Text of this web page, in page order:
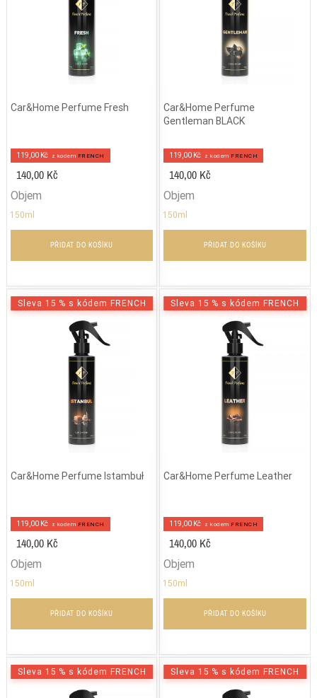
Car&Home Perfume Fresh
119,00 Kč z kodem FRENCH
140,00 Kč
Objem
150ml
PŘIDAT DO KOŠÍKU
Car&Home Perfume
Gentleman BLACK
119,00 Kč z kodem FRENCH
140,00 Kč
Objem
150ml
PŘIDAT DO KOŠÍKU
Sleva 15 % s kódem FRENCH
Car&Home Perfume Istambuł
119,00 Kč z kodem FRENCH
140,00 Kč
Objem
150ml
PŘIDAT DO KOŠÍKU
Sleva 15 % s kódem FRENCH
Car&Home Perfume Leather
119,00 Kč z kodem FRENCH
140,00 Kč
Objem
150ml
PŘIDAT DO KOŠÍKU
Sleva 15 % s kódem FRENCH Sleva 15 % s kódem FRENCH